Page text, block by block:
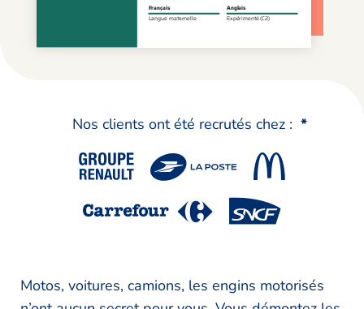
Nos clients ont été recrutés chez : *
Motos, voitures, camions, les engins motorisés